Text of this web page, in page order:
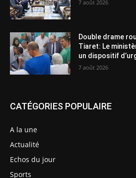
7 août 2026
Double drame
Tiaret: Le
un dispositif
7 août 2026
CATÉGORIES POPULAIRE
A la une
Actualité
Echos du jour
Sports